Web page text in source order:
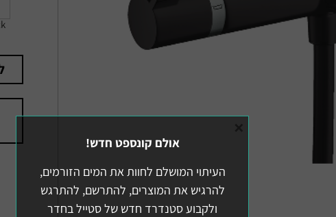
אולם קונספט חדש!
העיתוי המושלם לחוות את המים הזורמים,
להרגיש את המוצרים, להתרשם, להתרגש
ולקבוע סטנדרד חדש של סטייל בחדר